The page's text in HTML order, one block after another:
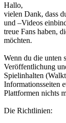
Hallo,
vielen Dank, dass
und –Videos
treue Fans haben,
möchten.
Wenn du die unten
Veröffentlichung
Spielinhalten
Informationsseiten
Plattformen nichts
Die Richtlinien: